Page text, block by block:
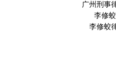
广州刑事
李修
李修蛟